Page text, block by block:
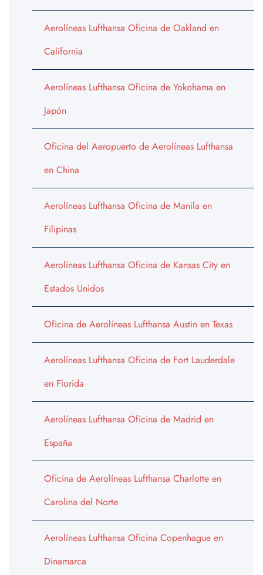
Aerolíneas Lufthansa Oficina de Oakland en
California
Aerolíneas Lufthansa Oficina de Yokohama en
Japón
Oficina del Aeropuerto de Aerolíneas Lufthansa
en China
Aerolíneas Lufthansa Oficina de Manila en
Filipinas
Aerolíneas Lufthansa Oficina de Kansas City en
Estados Unidos
Oficina de Aerolíneas Lufthansa Austin en Texas
Aerolíneas Lufthansa Oficina de Fort Lauderdale
en Florida
Aerolíneas Lufthansa Oficina de Madrid en
España
Oficina de Aerolíneas Lufthansa Charlotte en
Carolina del Norte
Aerolíneas Lufthansa Oficina Copenhague en
Dinamarca